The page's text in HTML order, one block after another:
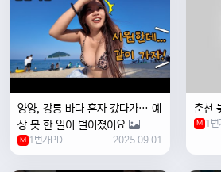
양양, 강릉 바다 혼자 갔다가… 예
상 못 한 일이 벌어졌어요
M 1번가PD 2025.09.01
춘천
M 1번